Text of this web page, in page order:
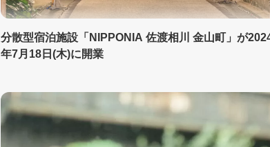
分散型宿泊施設「NIPPONIA 佐渡相川 金山町」が
年7月18日(木)に開業